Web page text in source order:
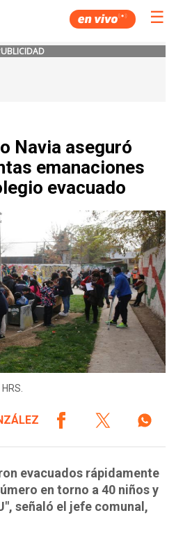
☰
Navia aseguró
emanaciones
evacuado
evacuados rápidamente
en torno a 40 niños y
señaló el jefe comunal,